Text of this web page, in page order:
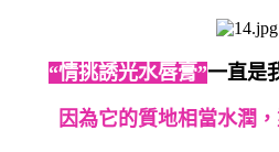
“情挑誘光水唇膏”一直是
因為它的質地相當水潤